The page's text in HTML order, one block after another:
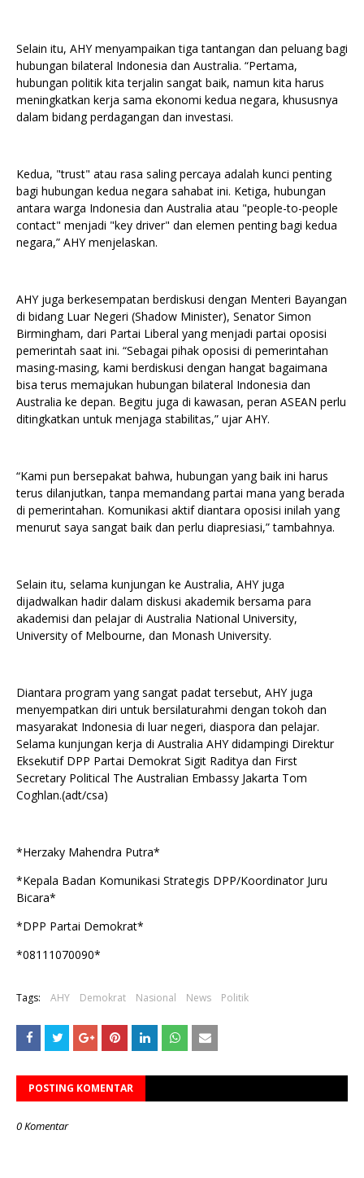
Selain itu, AHY menyampaikan tiga tantangan dan peluang bagi
hubungan bilateral Indonesia dan Australia. “Pertama,
hubungan politik kita terjalin sangat baik, namun kita harus
meningkatkan kerja sama ekonomi kedua negara, khususnya
dalam bidang perdagangan dan investasi.
Kedua, "trust" atau rasa saling percaya adalah kunci penting
bagi hubungan kedua negara sahabat ini. Ketiga, hubungan
antara warga Indonesia dan Australia atau "people-to-people
contact" menjadi "key driver" dan elemen penting bagi kedua
negara,” AHY menjelaskan.
AHY juga berkesempatan berdiskusi dengan Menteri Bayangan
di bidang Luar Negeri (Shadow Minister), Senator Simon
Birmingham, dari Partai Liberal yang menjadi partai oposisi
pemerintah saat ini. “Sebagai pihak oposisi di pemerintahan
masing-masing, kami berdiskusi dengan hangat bagaimana
bisa terus memajukan hubungan bilateral Indonesia dan
Australia ke depan. Begitu juga di kawasan, peran ASEAN perlu
ditingkatkan untuk menjaga stabilitas,” ujar AHY.
“Kami pun bersepakat bahwa, hubungan yang baik ini harus
terus dilanjutkan, tanpa memandang partai mana yang berada
di pemerintahan. Komunikasi aktif diantara oposisi inilah yang
menurut saya sangat baik dan perlu diapresiasi,” tambahnya.
Selain itu, selama kunjungan ke Australia, AHY juga
dijadwalkan hadir dalam diskusi akademik bersama para
akademisi dan pelajar di Australia National University,
University of Melbourne, dan Monash University.
Diantara program yang sangat padat tersebut, AHY juga
menyempatkan diri untuk bersilaturahmi dengan tokoh dan
masyarakat Indonesia di luar negeri, diaspora dan pelajar.
Selama kunjungan kerja di Australia AHY didampingi Direktur
Eksekutif DPP Partai Demokrat Sigit Raditya dan First
Secretary Political The Australian Embassy Jakarta Tom
Coghlan.(adt/csa)
*Herzaky Mahendra Putra*
*Kepala Badan Komunikasi Strategis DPP/Koordinator Juru
Bicara*
*DPP Partai Demokrat*
*08111070090*
Tags: AHY Demokrat Nasional News Politik
POSTING KOMENTAR
0 Komentar